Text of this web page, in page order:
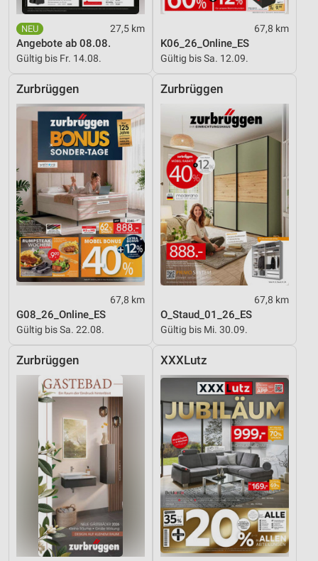
27,5 km
Angebote ab 08.08.
Gültig bis Fr. 14.08.
67,8 km
K06_26_Online_ES
Gültig bis Sa. 12.09.
Zurbrüggen
67,8 km
G08_26_Online_ES
Gültig bis Sa. 22.08.
Zurbrüggen
67,8 km
O_Staud_01_26_ES
Gültig bis Mi. 30.09.
Zurbrüggen XXXLutz
Informationen identifizieren
Nicht-IAB-Verarbeitungszwecke:
Notwendig
Performance
Funktional
Werbung